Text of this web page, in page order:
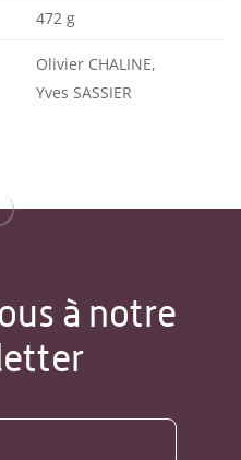
472 g
Olivier CHALINE,
Yves SASSIER
à notre